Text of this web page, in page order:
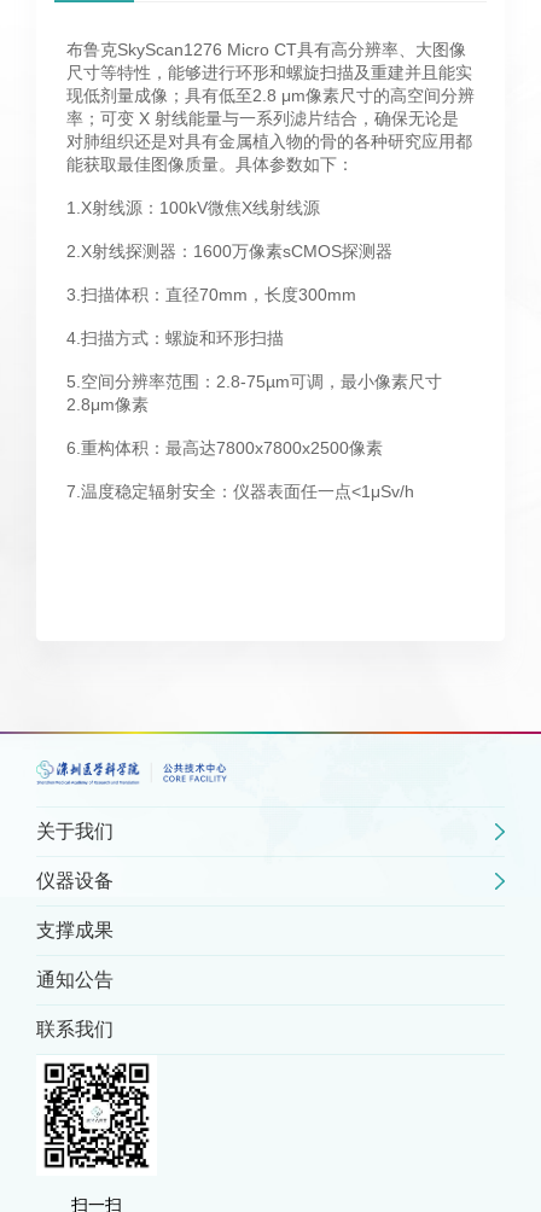
布鲁克SkyScan1276 Micro CT具有高分辨率、大图像
尺寸等特性，能够进行环形和螺旋扫描及重建并且能实
现低剂量成像；具有低至2.8 μm像素尺寸的高空间分辨
率；可变 X 射线能量与一系列滤片结合，确保无论是
对肺组织还是对具有金属植入物的骨的各种研究应用都
能获取最佳图像质量。具体参数如下：
1.X射线源：100kV微焦X线射线源
2.X射线探测器：1600万像素sCMOS探测器
3.扫描体积：直径70mm，长度300mm
4.扫描方式：螺旋和环形扫描
5.空间分辨率范围：2.8-75µm可调，最小像素尺寸
2.8μm像素
6.重构体积：最高达7800x7800x2500像素
7.温度稳定辐射安全：仪器表面任一点<1μSv/h
关于我们
仪器设备
支撑成果
通知公告
联系我们
扫一扫